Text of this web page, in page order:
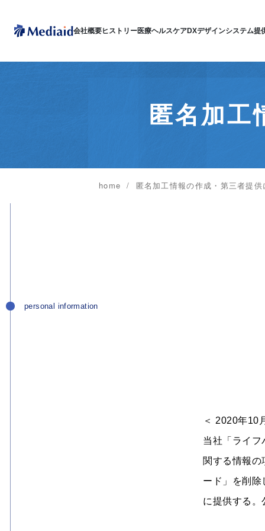
会社概要ヒストリー医療ヘルスケアDXデザインシステム提
匿名加工
home 匿名加工情報の作成・第三者提
personal information
＜ 2020年10
当社「ライ
関する情報
ード」を削
に提供する